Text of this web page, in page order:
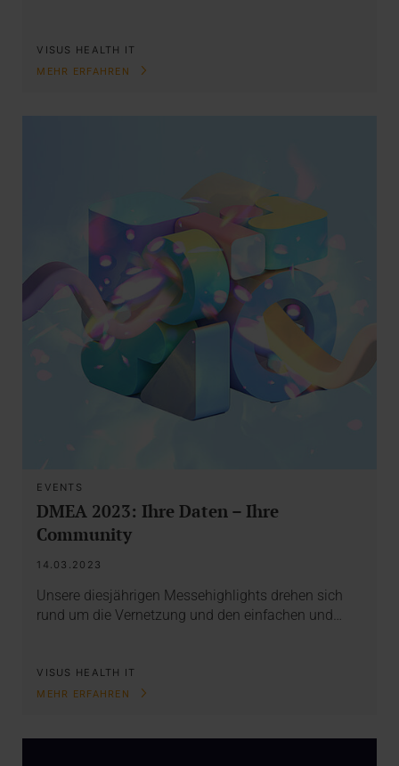
VISUS HEALTH IT
MEHR ERFAHREN
EVENTS
DMEA 2023: Ihre Daten – Ihre
Community
14.03.2023
Unsere diesjährigen Messehighlights drehen sich
rund um die Vernetzung und den einfachen und…
VISUS HEALTH IT
MEHR ERFAHREN